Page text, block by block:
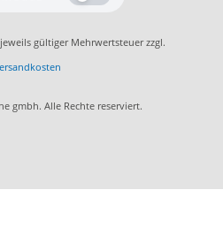
gültiger Mehrwertsteuer zzgl.
gmbh. Alle Rechte reserviert.